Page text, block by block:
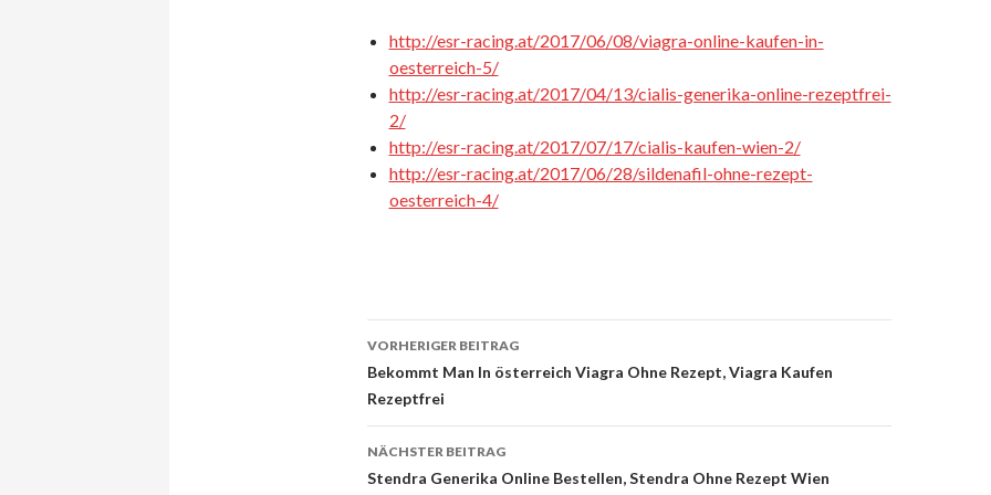
http://esr-racing.at/2017/06/08/viagra-online-kaufen-in-
oesterreich-5/
http://esr-racing.at/2017/04/13/cialis-generika-online-rezeptfrei-
2/
http://esr-racing.at/2017/07/17/cialis-kaufen-wien-2/
http://esr-racing.at/2017/06/28/sildenafil-ohne-rezept-
oesterreich-4/
Beitrags-
Navigation
VORHERIGER BEITRAG
Bekommt Man In österreich Viagra Ohne Rezept, Viagra Kaufen
Rezeptfrei
NÄCHSTER BEITRAG
Stendra Generika Online Bestellen, Stendra Ohne Rezept Wien